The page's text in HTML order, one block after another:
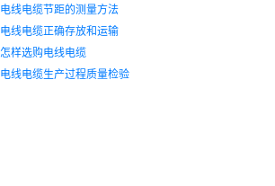
电线电缆节距的测量方法
电线电缆正确存放和运输
怎样选购电线电缆
电线电缆生产过程质量检验